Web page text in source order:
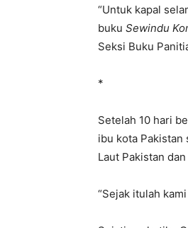
“Untuk kapal
buku Sewindu
Seksi Buku
*
Setelah 10 hari
ibu kota Pakistan
Laut Pakistan
“Sejak itulah